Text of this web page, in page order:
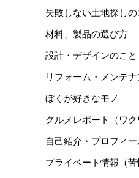
失敗しない土地探しの
材料、製品の選び方
設計・デザインのこと
リフォーム・メンテナ
ぼくが好きなモノ
グルメレポート（ワク
自己紹介・プロフィー
プライベート情報（苦